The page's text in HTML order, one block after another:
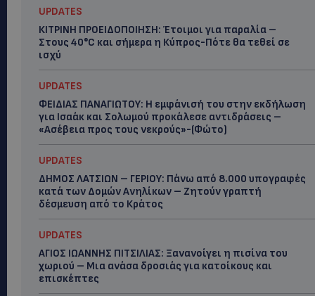
UPDATES
ΚΙΤΡΙΝΗ ΠΡΟΕΙΔΟΠΟΙΗΣΗ: Έτοιμοι για παραλία –
Στους 40°C και σήμερα η Κύπρος-Πότε θα τεθεί σε
ισχύ
UPDATES
ΦΕΙΔΙΑΣ ΠΑΝΑΓΙΩΤΟΥ: Η εμφάνισή του στην εκδήλωση
για Ισαάκ και Σολωμού προκάλεσε αντιδράσεις –
«Ασέβεια προς τους νεκρούς»-(Φώτο)
UPDATES
ΔΗΜΟΣ ΛΑΤΣΙΩΝ – ΓΕΡΙΟΥ: Πάνω από 8.000 υπογραφές
κατά των Δομών Ανηλίκων – Ζητούν γραπτή
δέσμευση από το Κράτος
UPDATES
ΑΓΙΟΣ ΙΩΑΝΝΗΣ ΠΙΤΣΙΛΙΑΣ: Ξανανοίγει η πισίνα του
χωριού – Μια ανάσα δροσιάς για κατοίκους και
επισκέπτες